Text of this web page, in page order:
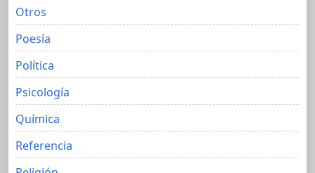
Otros
Poesía
Política
Psicología
Química
Referencia